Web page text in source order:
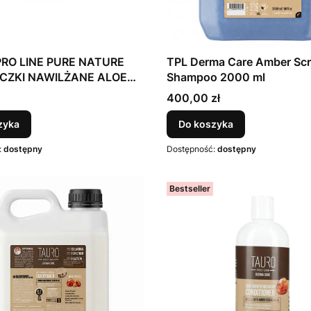
LINE PURE NATURE
NAWILŻANE ALOE
dostępny
TPL Derma Care Amber
Shampoo 2000 ml
Cena
400,00 zł
Do koszyka
Dostępność: dostępny
Bestseller